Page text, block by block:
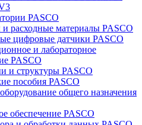
PASCO
и расходные материалы PASCO
цифровые датчики PASCO
и лабораторное
PASCO
и структуры PASCO
пособия PASCO
общего назначения
обеспечение PASCO